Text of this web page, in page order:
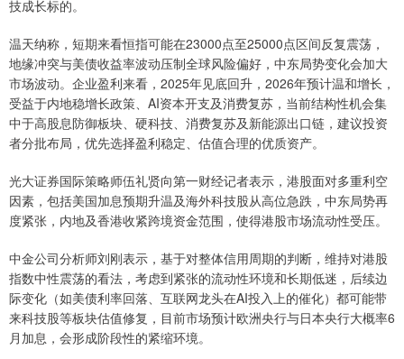
技成长标的。
温天纳称，短期来看恒指可能在23000点至25000点区间反复震荡，
地缘冲突与美债收益率波动压制全球风险偏好，中东局势变化会加大
市场波动。企业盈利来看，2025年见底回升，2026年预计温和增长，
受益于内地稳增长政策、AI资本开支及消费复苏，当前结构性机会集
中于高股息防御板块、硬科技、消费复苏及新能源出口链，建议投资
者分批布局，优先选择盈利稳定、估值合理的优质资产。
光大证券国际策略师伍礼贤向第一财经记者表示，港股面对多重利空
因素，包括美国加息预期升温及海外科技股从高位急跌，中东局势再
度紧张，内地及香港收紧跨境资金范围，使得港股市场流动性受压。
中金公司分析师刘刚表示，基于对整体信用周期的判断，维持对港股
指数中性震荡的看法，考虑到紧张的流动性环境和长期低迷，后续边
际变化（如美债利率回落、互联网龙头在AI投入上的催化）都可能带
来科技股等板块估值修复，目前市场预计欧洲央行与日本央行大概率6
月加息，会形成阶段性的紧缩环境。